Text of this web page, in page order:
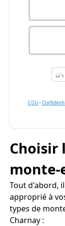
CGU -
Choisir
monte-
Tout d'abord,
approprié à
types de
Charnay :